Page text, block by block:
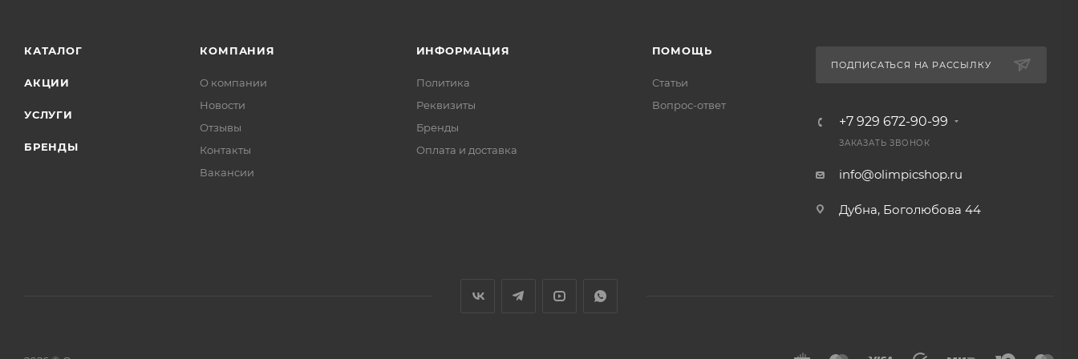
КАТАЛОГ
АКЦИИ
УСЛУГИ
БРЕНДЫ
КОМПАНИЯ
О компании
Новости
Отзывы
Контакты
Вакансии
ИНФОРМАЦИЯ
Политика
Реквизиты
Бренды
Оплата и доставка
ПОМОЩЬ
Статьи
Вопрос-ответ
ПОДПИСАТЬСЯ НА РАССЫЛКУ
+7 929 672-90-99
ЗАКАЗАТЬ ЗВОНОК
info@olimpicshop.ru
Дубна, Боголюбова 44